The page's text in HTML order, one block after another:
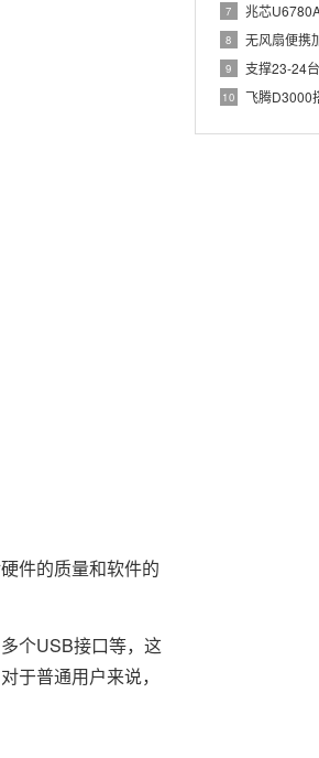
7 兆芯U6780A搭配麒麟系统
8 无风扇便携加显卡工控
9 支撑23-24台工业相机
10 飞腾D3000搭配银河麒
件的质量和软件的
个USB接口等，这
于普通用户来说，